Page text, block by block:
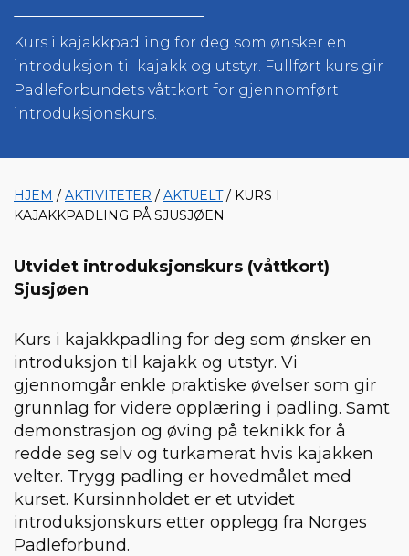
Kurs i kajakkpadling for deg som ønsker en
introduksjon til kajakk og utstyr. Fullført kurs gir
Padleforbundets våttkort for gjennomført
introduksjonskurs.
HJEM / AKTIVITETER / AKTUELT/ KURS I
KAJAKKPADLING PÅ SJUSJØEN
Utvidet introduksjonskurs (våttkort)
Sjusjøen
Kurs i kajakkpadling for deg som ønsker en
introduksjon til kajakk og utstyr. Vi
gjennomgår enkle praktiske øvelser som gir
grunnlag for videre opplæring i padling. Samt
demonstrasjon og øving på teknikk for å
redde seg selv og turkamerat hvis kajakken
velter. Trygg padling er hovedmålet med
kurset. Kursinnholdet er et utvidet
introduksjonskurs etter opplegg fra Norges
Padleforbund.